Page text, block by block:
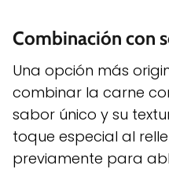
Combinación con
Una opción más
combinar la carne
sabor único y su
toque especial al
previamente para